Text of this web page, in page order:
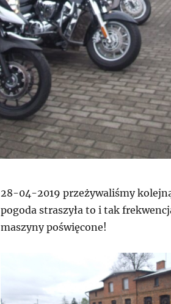
28-04-2019 przeżywaliśmy
pogoda straszyła to i tak
maszyny poświęcone!